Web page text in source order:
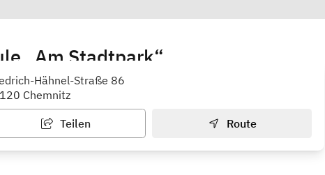
„Am Stadtpark“
Hähnel-Straße 86
Chemnitz
Teilen Route